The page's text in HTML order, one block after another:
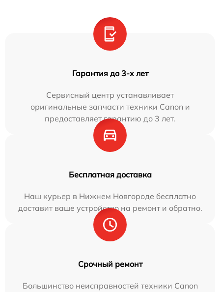
Гарантия до 3-х лет
Сервисный центр устанавливает
оригинальные запчасти техники Canon и
предоставляет гарантию до 3 лет.
Бесплатная доставка
Наш курьер в Нижнем Новгороде бесплатно
доставит ваше устройство на ремонт и обратно.
Срочный ремонт
Большинство неисправностей техники Canon